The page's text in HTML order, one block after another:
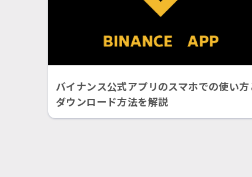
バイナンス公式アプリのスマホでの使い方
ダウンロード方法を解説